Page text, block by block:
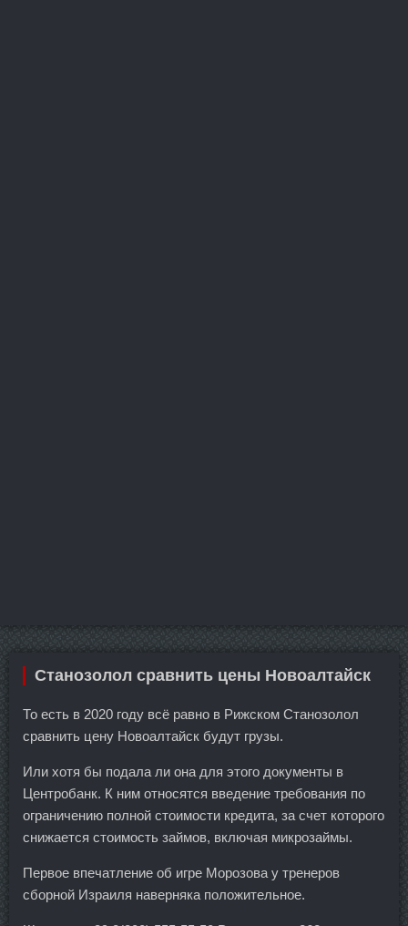
Станозолол сравнить цены Новоалтайск
То есть в 2020 году всё равно в Рижском Станозолол
сравнить цену Новоалтайск будут грузы.
Или хотя бы подала ли она для этого документы в
Центробанк. К ним относятся введение требования по
ограничению полной стоимости кредита, за счет которого
снижается стоимость займов, включая микрозаймы.
Первое впечатление об игре Морозова у тренеров
сборной Израиля наверняка положительное.